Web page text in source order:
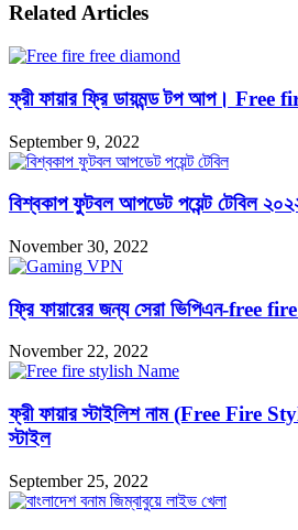
Related Articles
ফ্রী ফায়ার ফ্রি ডায়মন্ড টপ আপ।
September 9, 2022
বিশ্বকাপ ফুটবল আপডেট পয়েন্ট টেবিল
November 30, 2022
ফ্রি ফায়ারের জন্য সেরা ভিপিএন-free
November 22, 2022
ফ্রী ফায়ার স্টাইলিশ নাম (Free Fire
স্টাইল
September 25, 2022